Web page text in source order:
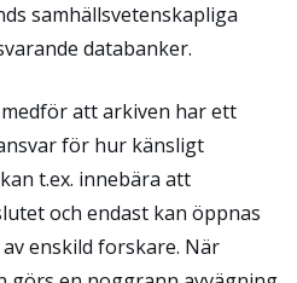
samhällsvetenskapliga
databanker.
att arkiven har ett
för hur känsligt
t.ex. innebära att
och endast kan öppnas
enskild forskare. När